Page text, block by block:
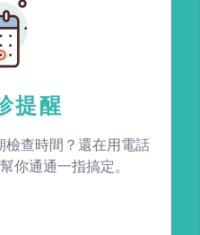
提醒
檢查時間？還在用電話
你通通一指搞定。